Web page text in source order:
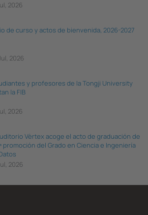
2026
de curso y actos de bienvenida, 2026-2027
2026
y profesores de la Tongji University
la FIB
2026
Vèrtex acoge el acto de graduación de
promoción del Grado en Ciencia e Ingeniería
2026